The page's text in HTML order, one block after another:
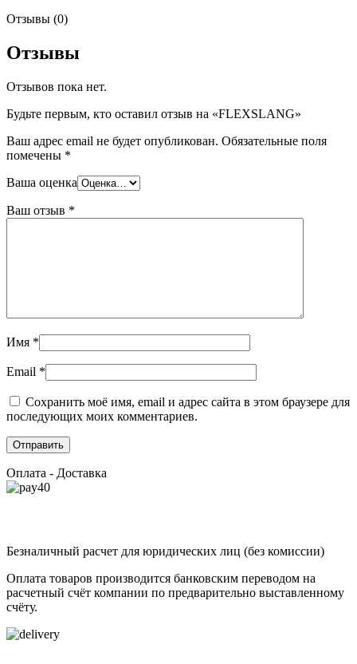
Отзывы (0)
Отзывы
Отзывов пока нет.
Будьте первым, кто оставил отзыв на «FLEXSLANG»
Ваш адрес email не будет опубликован. Обязательные поля
помечены *
Ваша оценка
Ваш отзыв *
Имя *
Email *
Сохранить моё имя, email и адрес сайта в этом браузере для
последующих моих комментариев.
Оплата - Доставка
Безналичный расчет для юридических лиц (без комиссии)
Оплата товаров производится банковским переводом на
расчетный счёт компании по предварительно выставленному
счёту.